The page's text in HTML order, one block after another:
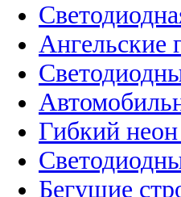
Ангельские
Гибкий
Бегущие